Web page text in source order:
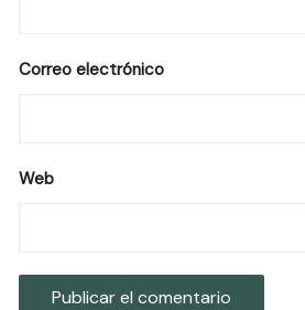
Correo electrónico
Web